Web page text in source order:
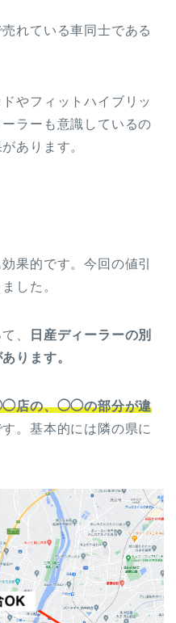
れている車同士である
やフィットハイブリッ
ラーも意識しているの
あります。
果的です。今回の値引
した。
、
日産ディーラーの別
ります。
店の、◯◯の部分が違
す。基本的には隣の県に